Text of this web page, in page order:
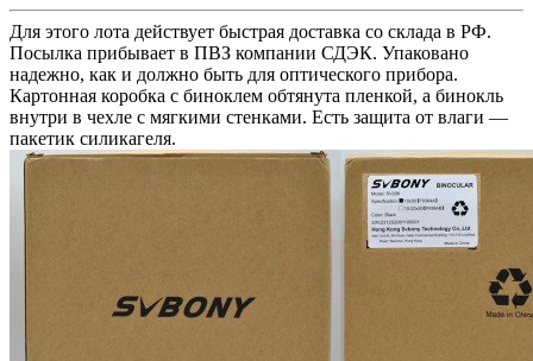
Для этого лота действует быстрая доставка со склада в РФ.
Посылка прибывает в ПВЗ компании СДЭК. Упаковано
надежно, как и должно быть для оптического прибора.
Картонная коробка с биноклем обтянута пленкой, а бинокль
внутри в чехле с мягкими стенками. Есть защита от влаги —
пакетик силикагеля.